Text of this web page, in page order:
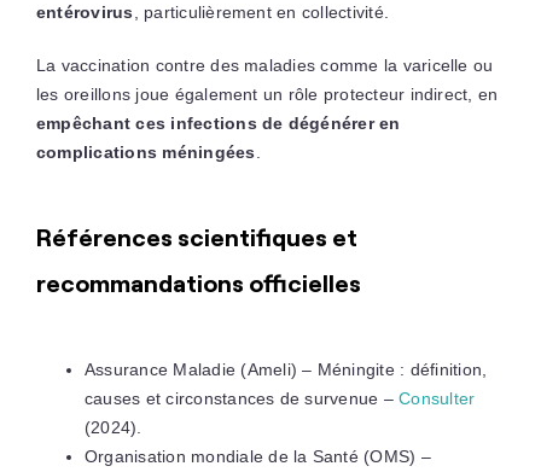
entérovirus
, particulièrement en collectivité.
La vaccination contre des maladies comme la varicelle ou
les oreillons joue également un rôle protecteur indirect, en
empêchant ces infections de dégénérer en
complications méningées
Références scientifiques et
recommandations officielles
Assurance Maladie (Ameli) – Méningite : définition,
causes et circonstances de survenue –Consulter
(2024).
Organisation mondiale de la Santé (OMS) –